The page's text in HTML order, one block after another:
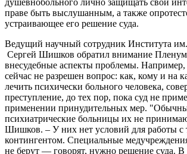
праве быть выслушанным, а также
устраивающее его решение суда.
Ведущий научный сотрудник Института
Сергей Шишков обратил внимание
внесудебные аспекты проблемы. Например,
сейчас не разрешен вопрос: как, кому и на
лечить психически больного человека,
преступление, до тех пор, пока суд не
применении принудительных мер.
психиатрические больницы их не
Шишков. – У них нет условий для работы с
контингентом. Специальные
не берут — говорят, нужно решение суда. В